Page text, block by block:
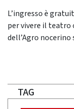
L’ingresso è
per vivere il teatro
dell’Agro nocerino
TAG